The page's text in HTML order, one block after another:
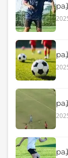
pa
pa
pa
pa